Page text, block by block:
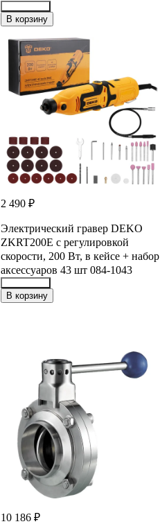
37582650
В корзину
2 490 ₽
Электрический гравер DEKO
ZKRT200E с регулировкой
скорости, 200 Вт, в кейсе + набор
аксессуаров 43 шт 084-1043
34269721
В корзину
10 186 ₽